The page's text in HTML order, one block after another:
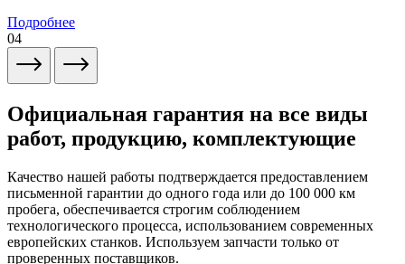
Подробнее
04
Официальная гарантия на все виды
работ, продукцию, комплектующие
Качество нашей работы подтверждается предоставлением
письменной гарантии до одного года или до 100 000 км
пробега, обеспечивается строгим соблюдением
технологического процесса, использованием современных
европейских станков. Используем запчасти только от
проверенных поставщиков.